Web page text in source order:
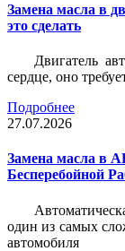
Замена масла в
это сделать
Двигатель
сердце, оно
Подробнее
27.07.2026
Замена масла в
Бесперебойной
один из самых
автомобиля